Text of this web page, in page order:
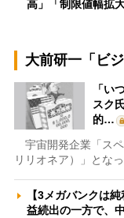
高」「制限値幅
大前研一「ビ
「い
スク
的…
宇宙開発企業「ス
リリオネア）」とな
【3メガバンクは
益続出の一方で、